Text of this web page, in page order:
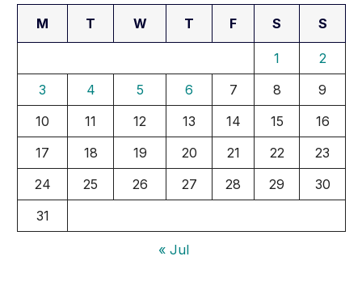
M T W T F S S
1
2
3
4 5 6 7 8
9
10
11 12 13 14 15
16
17
18 19 20 21 22
23
24
25 26 27 28 29
30
31
« Jul